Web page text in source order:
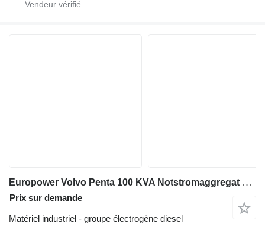
Europower Volvo Penta 100 KVA Notstromaggregat 80 KW Generator Volvo
Prix sur demande
Matériel industriel - groupe électrogène diesel